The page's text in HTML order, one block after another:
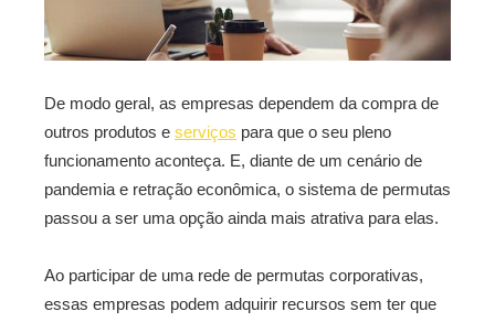
De modo geral, as empresas dependem da compra de
outros produtos e serviços para que o seu pleno
funcionamento aconteça. E, diante de um cenário de
pandemia e retração econômica, o sistema de permutas
passou a ser uma opção ainda mais atrativa para elas.
Ao participar de uma rede de permutas corporativas,
essas empresas podem adquirir recursos sem ter que